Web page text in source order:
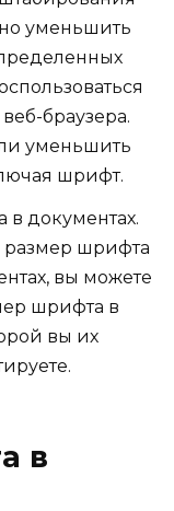
уменьшить
браузера.
уменьшить
шрифт.
документах.
шрифта
вы можете
шрифта в
вы их
в